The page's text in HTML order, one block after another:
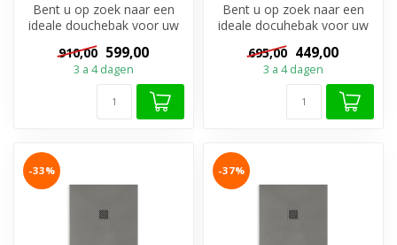
Bent u op zoek naar een
ideale douchebak voor uw
douchevloer?
Douchebakken zijn ...
910,00 599,00
3 a 4 dagen
Bent u op zoek naar een
ideale docuhebak voor uw
douchevloer?
Douchebakken zijn ...
695,00 449,00
3 a 4 dagen
-33% -37%